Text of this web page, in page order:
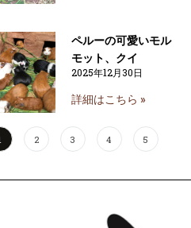
ペルーの可愛いモル
モット、クイ
2025年12月30日
詳細はこちら »
2 3 4 5